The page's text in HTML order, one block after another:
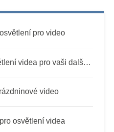
pro video
Nejlepší tipy na osvětlení videa pro vaši další produkci
video
osvětlení videa